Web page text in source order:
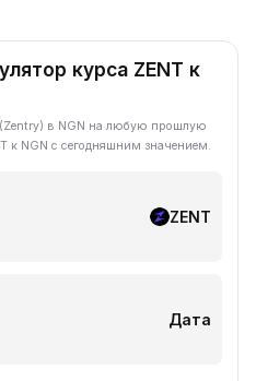
курса ZENT к
(Zentry) в NGN на любую прошлую
к NGN с сегодняшним значением.
ZENT
Дата